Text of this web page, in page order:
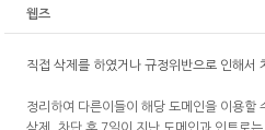
웹즈
직접 삭제를 하였거나 규정위반으로 인해서
정리하여 다른이들이 해당 도메인을 이용할